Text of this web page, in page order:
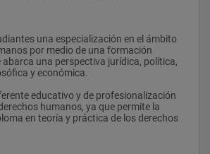
por medio de una formación
una perspectiva jurídica, política,
y económica.
humanos, ya que permite la
en teoría y práctica de los derechos